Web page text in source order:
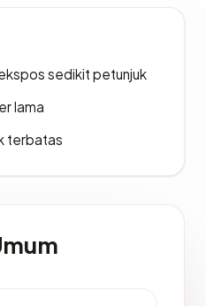
sedikit petunjuk
lama
terbatas